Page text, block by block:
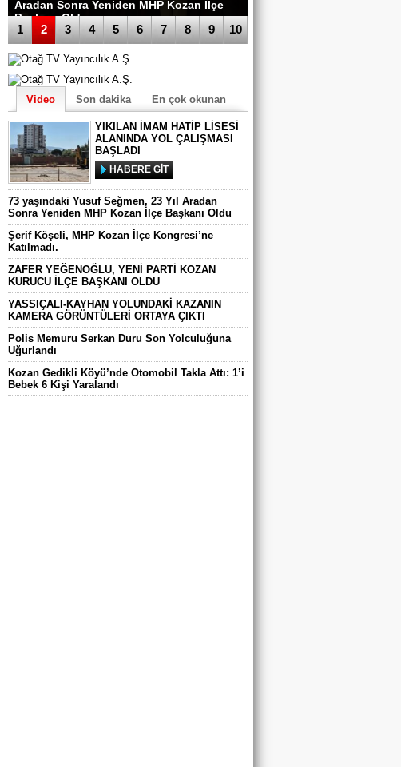
Aradan Sonra Yeniden MHP Kozan İlçe
Başkanı Oldu
1 2 3 4 5 6 7 8 9 10
Video Son dakika En çok okunan
YIKILAN İMAM HATİP LİSESİ
ALANINDA YOL ÇALIŞMASI
BAŞLADI
HABERE GİT
73 yaşındaki Yusuf Seğmen, 23 Yıl Aradan
Sonra Yeniden MHP Kozan İlçe Başkanı Oldu
Şerif Köşeli, MHP Kozan İlçe Kongresi’ne
Katılmadı.
ZAFER YEĞENOĞLU, YENİ PARTİ KOZAN
KURUCU İLÇE BAŞKANI OLDU
YASSIÇALI-KAYHAN YOLUNDAKİ KAZANIN
KAMERA GÖRÜNTÜLERİ ORTAYA ÇIKTI
Polis Memuru Serkan Duru Son Yolculuğuna
Uğurlandı
Kozan Gedikli Köyü’nde Otomobil Takla Attı: 1’i
Bebek 6 Kişi Yaralandı